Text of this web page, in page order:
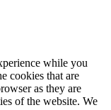
while you
cookies that are
as they are
of the website. We